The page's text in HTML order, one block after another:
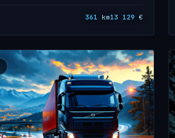
361 km13 129 €